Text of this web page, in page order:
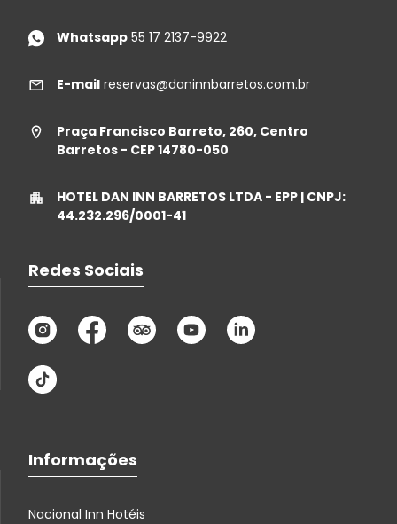
Whatsapp 55 17 2137-9922
E-mail reservas@daninnbarretos.com.br
Praça Francisco Barreto, 260, Centro
Barretos - CEP 14780-050
HOTEL DAN INN BARRETOS LTDA - EPP | CNPJ:
44.232.296/0001-41
Redes Sociais
Informações
Nacional Inn Hotéis